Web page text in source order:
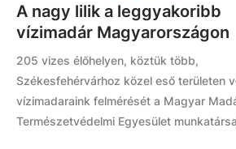
A nagy lilik a leggyakoribb
vízimadár Magyarországon
205 vizes élőhelyen, köztük több,
Székesfehérvárhoz közel eső területen
vízimadaraink felmérését a Magyar
Természetvédelmi Egyesület